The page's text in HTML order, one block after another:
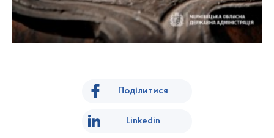
Поділитися
Linkedin